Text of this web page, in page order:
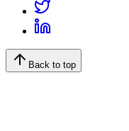
Back to top